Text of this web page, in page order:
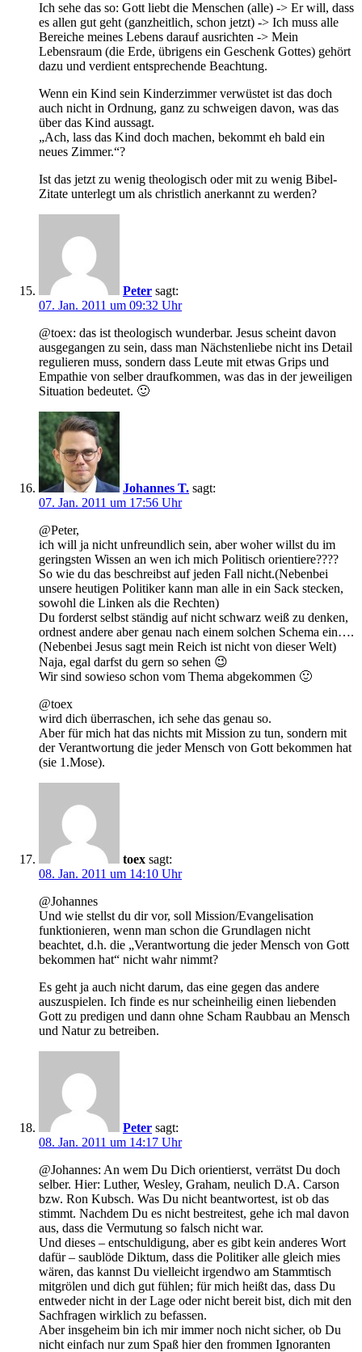
Ich sehe das so: Gott liebt die Menschen (alle) -> Er will, dass
es allen gut geht (ganzheitlich, schon jetzt) -> Ich muss alle
Bereiche meines Lebens darauf ausrichten -> Mein
Lebensraum (die Erde, übrigens ein Geschenk Gottes) gehört
dazu und verdient entsprechende Beachtung.
Wenn ein Kind sein Kinderzimmer verwüstet ist das doch
auch nicht in Ordnung, ganz zu schweigen davon, was das
über das Kind aussagt.
„Ach, lass das Kind doch machen, bekommt eh bald ein
neues Zimmer.“?
Ist das jetzt zu wenig theologisch oder mit zu wenig Bibel-
Zitate unterlegt um als christlich anerkannt zu werden?
Peter sagt:
07. Jan. 2011 um 09:32 Uhr
@toex: das ist theologisch wunderbar. Jesus scheint davon
ausgegangen zu sein, dass man Nächstenliebe nicht ins Detail
regulieren muss, sondern dass Leute mit etwas Grips und
Empathie von selber draufkommen, was das in der jeweiligen
Situation bedeutet. 🙂
Johannes T. sagt:
07. Jan. 2011 um 17:56 Uhr
@Peter,
ich will ja nicht unfreundlich sein, aber woher willst du im
geringsten Wissen an wen ich mich Politisch orientiere????
So wie du das beschreibst auf jeden Fall nicht.(Nebenbei
unsere heutigen Politiker kann man alle in ein Sack stecken,
sowohl die Linken als die Rechten)
Du forderst selbst ständig auf nicht schwarz weiß zu denken,
ordnest andere aber genau nach einem solchen Schema ein….
(Nebenbei Jesus sagt mein Reich ist nicht von dieser Welt)
Naja, egal darfst du gern so sehen 😉
Wir sind sowieso schon vom Thema abgekommen 🙂
@toex
wird dich überraschen, ich sehe das genau so.
Aber für mich hat das nichts mit Mission zu tun, sondern mit
der Verantwortung die jeder Mensch von Gott bekommen hat
(sie 1.Mose).
toex sagt:
08. Jan. 2011 um 14:10 Uhr
@Johannes
Und wie stellst du dir vor, soll Mission/Evangelisation
funktionieren, wenn man schon die Grundlagen nicht
beachtet, d.h. die „Verantwortung die jeder Mensch von Gott
bekommen hat“ nicht wahr nimmt?
Es geht ja auch nicht darum, das eine gegen das andere
auszuspielen. Ich finde es nur scheinheilig einen liebenden
Gott zu predigen und dann ohne Scham Raubbau an Mensch
und Natur zu betreiben.
Peter sagt:
08. Jan. 2011 um 14:17 Uhr
@Johannes: An wem Du Dich orientierst, verrätst Du doch
selber. Hier: Luther, Wesley, Graham, neulich D.A. Carson
bzw. Ron Kubsch. Was Du nicht beantwortest, ist ob das
stimmt. Nachdem Du es nicht bestreitest, gehe ich mal davon
aus, dass die Vermutung so falsch nicht war.
Und dieses – entschuldigung, aber es gibt kein anderes Wort
dafür – saublöde Diktum, dass die Politiker alle gleich mies
wären, das kannst Du vielleicht irgendwo am Stammtisch
mitgrölen und dich gut fühlen; für mich heißt das, dass Du
entweder nicht in der Lage oder nicht bereit bist, dich mit den
Sachfragen wirklich zu befassen.
Aber insgeheim bin ich mir immer noch nicht sicher, ob Du
nicht einfach nur zum Spaß hier den frommen Ignoranten